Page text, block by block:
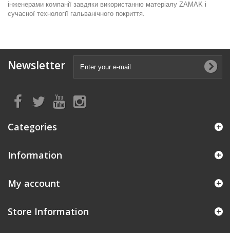
інженерами компанії завдяки використанню матеріалу ZAMAK і
сучасної технології гальванічного покриття.
Newsletter
Categories
Information
My account
Store Information